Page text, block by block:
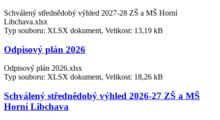
Schválený střednědobý výhled 2027-28 ZŠ a MŠ Horní
Libchava.xlsx
Typ souboru: XLSX dokument, Velikost: 13,19 kB
Odpisový plán 2026
Odpisový plán 2026.xlsx
Typ souboru: XLSX dokument, Velikost: 18,26 kB
Schválený střednědobý výhled 2026-27 ZŠ a MŠ
Horní Libchava